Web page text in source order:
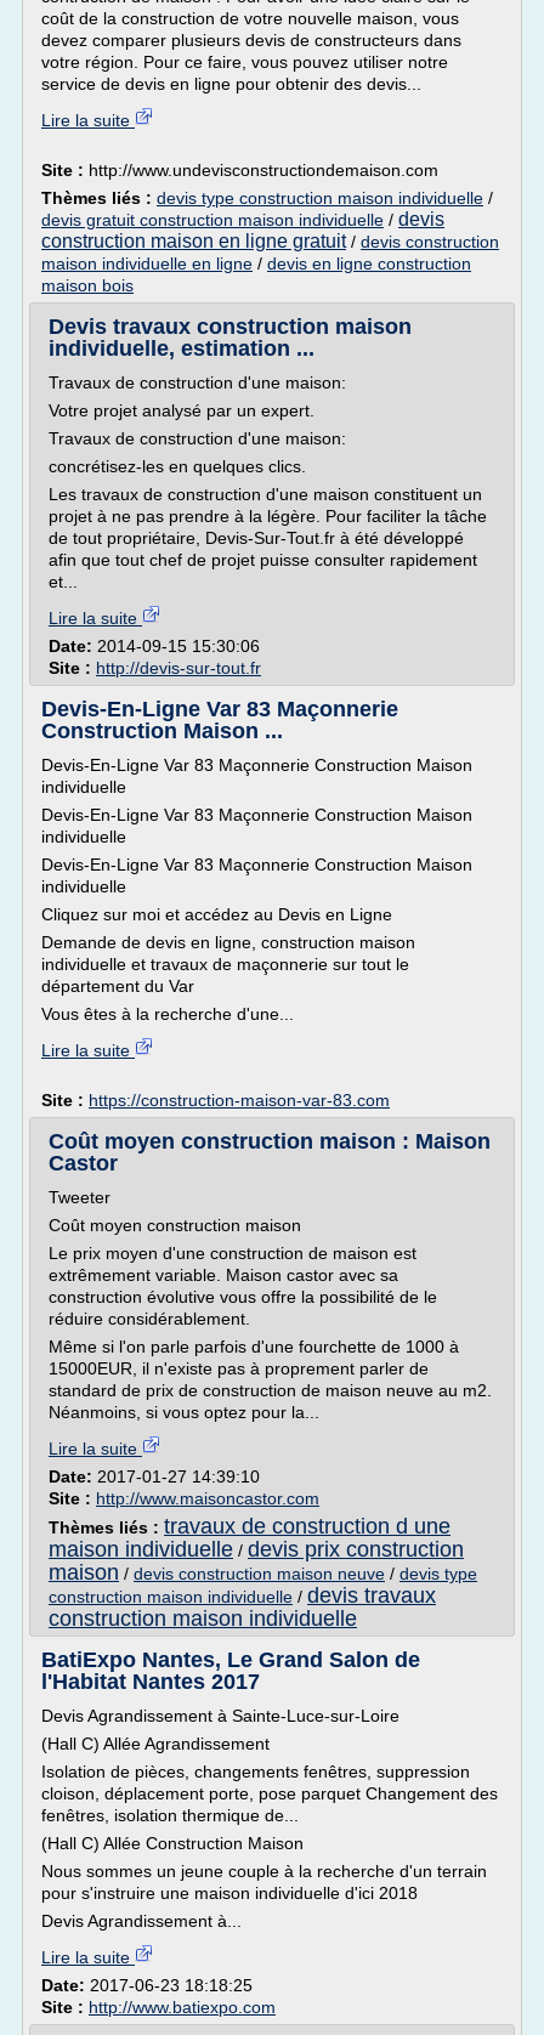
coût de la construction de votre nouvelle maison, vous
devez comparer plusieurs devis de constructeurs dans
votre région. Pour ce faire, vous pouvez utiliser notre
service de devis en ligne pour obtenir des devis...
Lire la suite
Site : http://www.undevisconstructiondemaison.com
Thèmes liés : devis type construction maison individuelle /
devis gratuit construction maison individuelle / devis
construction maison en ligne gratuit/ devis construction
maison individuelle en ligne / devis en ligne construction
maison bois
Devis travaux construction maison
individuelle, estimation ...
Travaux de construction d'une maison:
Votre projet analysé par un expert.
Travaux de construction d'une maison:
concrétisez-les en quelques clics.
Les travaux de construction d'une maison constituent un
projet à ne pas prendre à la légère. Pour faciliter la tâche
de tout propriétaire, Devis-Sur-Tout.fr à été développé
afin que tout chef de projet puisse consulter rapidement
et...
Lire la suite
Date: 2014-09-15 15:30:06
Site : http://devis-sur-tout.fr
Devis-En-Ligne Var 83 Maçonnerie
Construction Maison ...
Devis-En-Ligne Var 83 Maçonnerie Construction Maison
individuelle
Devis-En-Ligne Var 83 Maçonnerie Construction Maison
individuelle
Devis-En-Ligne Var 83 Maçonnerie Construction Maison
individuelle
Cliquez sur moi et accédez au Devis en Ligne
Demande de devis en ligne, construction maison
individuelle et travaux de maçonnerie sur tout le
département du Var
Vous êtes à la recherche d'une...
Lire la suite
Site : https://construction-maison-var-83.com
Coût moyen construction maison : Maison
Castor
Tweeter
Coût moyen construction maison
Le prix moyen d'une construction de maison est
extrêmement variable. Maison castor avec sa
construction évolutive vous offre la possibilité de le
réduire considérablement.
Même si l'on parle parfois d'une fourchette de 1000 à
15000EUR, il n'existe pas à proprement parler de
standard de prix de construction de maison neuve au m2.
Néanmoins, si vous optez pour la...
Lire la suite
Date: 2017-01-27 14:39:10
Site : http://www.maisoncastor.com
Thèmes liés : travaux de construction d une
maison individuelle / devis prix construction
maison / devis construction maison neuve / devis type
construction maison individuelle / devis travaux
construction maison individuelle
BatiExpo Nantes, Le Grand Salon de
l'Habitat Nantes 2017
Devis Agrandissement à Sainte-Luce-sur-Loire
(Hall C) Allée Agrandissement
Isolation de pièces, changements fenêtres, suppression
cloison, déplacement porte, pose parquet Changement des
fenêtres, isolation thermique de...
(Hall C) Allée Construction Maison
Nous sommes un jeune couple à la recherche d'un terrain
pour s'instruire une maison individuelle d'ici 2018
Devis Agrandissement à...
Lire la suite
Date: 2017-06-23 18:18:25
Site : http://www.batiexpo.com